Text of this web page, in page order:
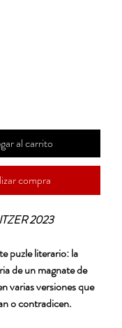
al carrito
compra
2023
puzle literario: la
de un magnate de
varias versiones que
o contradicen.